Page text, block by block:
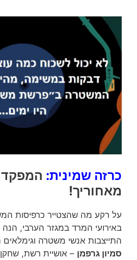
כרזה שמינית:
מאחוריך!
על רקע מה שהצטייר כרפיסות
באירועי המרד במגזר הערבי,
התייצבות אנשי משטרה
סמיון גרפמן – אושיית רשת, שחקן